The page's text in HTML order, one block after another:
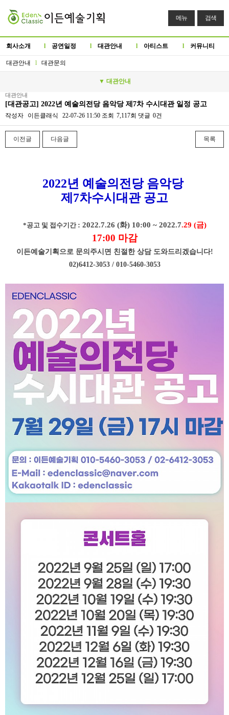
메뉴 검색
회사소개 l 공연일정 l 대관안내 l 아티스트 l 커뮤니티
대관안내 l 대관문의
▼ 대관안내
대관안내
[대관공고] 2022년 예술의전당 음악당 제7차 수시대관 일정 공고
작성자 이든클래식 22-07-26 11:50 조회 7,117회 댓글 0건
이전글 다음글 목록
2022년 예술의전당 음악당
제7차수시 대관 공고
*공고 및 접수기간 : 2022.7.26 (화) 10:00 ~ 2022.7.29 (금)
17:00 마감
이든예술기획으로 문의주시면 친절한 상담 도와드리겠습니다!
02)6412-3053 / 010-5460-3053